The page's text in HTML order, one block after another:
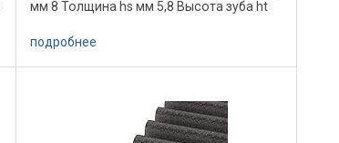
мм 8 Толщина hs мм 5,8 Высота зуба ht
Количество зубьев ... Профиль
подробнее